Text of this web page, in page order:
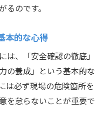
場の事故リスク減少
全意識の持ち方
の資格と技術
目指す資格取得のコ
術力と成長戦略
のです。
本的な心得
は、「安全確認の徹底」
の養成」という基本的な
は必ず現場の危険箇所を
を怠らないことが重要で